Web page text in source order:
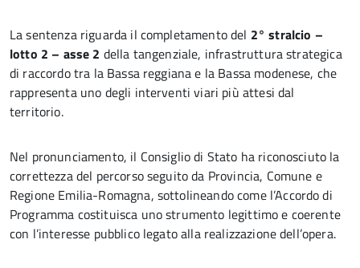
La sentenza riguarda il completamento del 2° stralcio –
lotto 2 – asse 2 della tangenziale, infrastruttura strategica
di raccordo tra la Bassa reggiana e la Bassa modenese, che
rappresenta uno degli interventi viari più attesi dal
territorio.
Nel pronunciamento, il Consiglio di Stato ha riconosciuto la
correttezza del percorso seguito da Provincia, Comune e
Regione Emilia-Romagna, sottolineando come l’Accordo di
Programma costituisca uno strumento legittimo e coerente
con l’interesse pubblico legato alla realizzazione dell’opera.